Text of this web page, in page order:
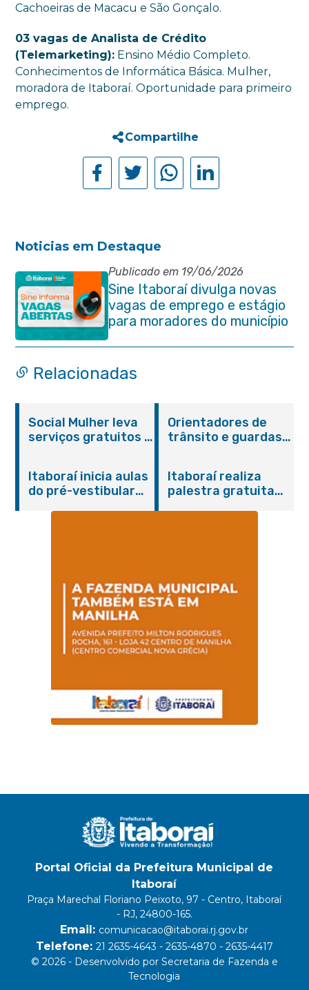
Cachoeiras de Macacu e São Gonçalo.
03 vagas de Analista de Crédito
(Telemarketing): Ensino Médio Completo.
Conhecimentos de Informática Básica. Mulher,
moradora de Itaboraí. Oportunidade para primeiro
emprego.
Compartilhe
Noticias em Destaque
Publicado em 19/06/2026
Sine Itaboraí divulga novas
vagas de emprego e estágio
para moradores do município
Relacionadas
Social Mulher leva
serviços gratuitos à
sexta-feira (07/08)
Orientadores de
trânsito e guardas
primeiros socorros
em Itaboraí
Itaboraí inicia aulas
do pré-vestibular
Itaboraí realiza
palestra gratuita
Portal Oficial da Prefeitura Municipal de
Itaboraí
Praça Marechal Floriano Peixoto, 97 - Centro, Itaboraí
- RJ, 24800-165.
Email: comunicacao@itaborai.rj.gov.br
Telefone: 21 2635-4643 - 2635-4870 - 2635-4417
© 2026 - Desenvolvido por Secretaria de Fazenda e
Tecnologia